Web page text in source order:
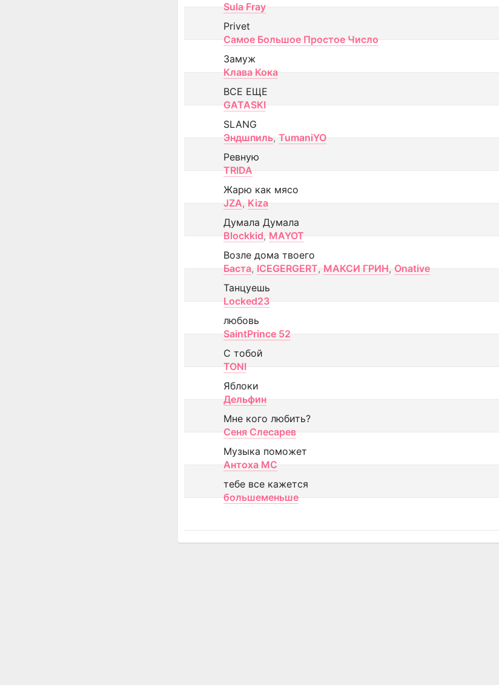
Sula Fray
Privet
Самое Большое Простое Число
Замуж
Клава Кока
ВСЕ ЕЩЕ
GATASKI
SLANG
Эндшпиль, TumaniYO
Ревную
TRIDA
Жарю как мясо
JZA, Kiza
Думала Думала
Blockkid, MAYOT
Возле дома твоего
Баста, ICEGERGERT, МАКСИ ГРИН, Onative
Танцуешь
Locked23
любовь
SaintPrince 52
С тобой
TONI
Яблоки
Дельфин
Мне кого любить?
Сеня Слесарев
Музыка поможет
Антоха МС
тебе все кажется
большеменьше